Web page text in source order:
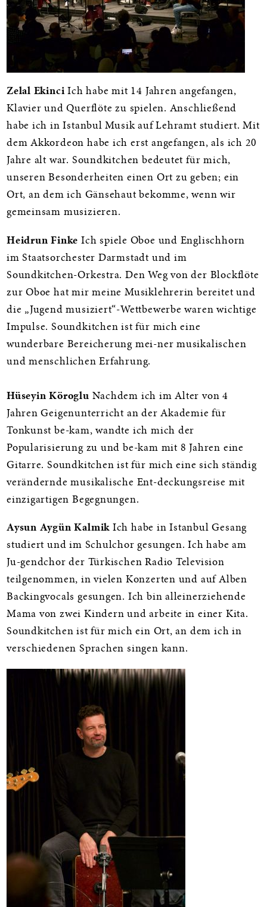
Zelal EkinciIch habe mit 14 Jahren angefangen,
Klavier und Querflöte zu spielen. Anschließend
habe ich in Istanbul Musik auf Lehramt studiert. Mit
dem Akkordeon habe ich erst angefangen, als ich 20
Jahre alt war. Soundkitchen bedeutet für mich,
unseren Besonderheiten einen Ort zu geben; ein
Ort, an dem ich Gänsehaut bekomme, wenn wir
gemeinsam musizieren.
Heidrun Finke Ich spiele Oboe und Englischhorn
im Staatsorchester Darmstadt und im
Soundkitchen-Orkestra. Den Weg von der Blockflöte
zur Oboe hat mir meine Musiklehrerin bereitet und
die „Jugend musiziert“-Wettbewerbe waren wichtige
Impulse. Soundkitchen ist für mich eine
wunderbare Bereicherung mei-ner musikalischen
und menschlichen Erfahrung.
Hüseyin Köroglu Nachdem ich im Alter von 4
Jahren Geigenunterricht an der Akademie für
Tonkunst be-kam, wandte ich mich der
Popularisierung zu und be-kam mit 8 Jahren eine
Gitarre. Soundkitchen ist für mich eine sich ständig
verändernde musikalische Ent-deckungsreise mit
einzigartigen Begegnungen.
Aysun Aygün Kalmik Ich habe in Istanbul Gesang
studiert und im Schulchor gesungen. Ich habe am
Ju-gendchor der Türkischen Radio Television
teilgenommen, in vielen Konzerten und auf Alben
Backingvocals gesungen. Ich bin alleinerziehende
Mama von zwei Kindern und arbeite in einer Kita.
Soundkitchen ist für mich ein Ort, an dem ich in
verschiedenen Sprachen singen kann.